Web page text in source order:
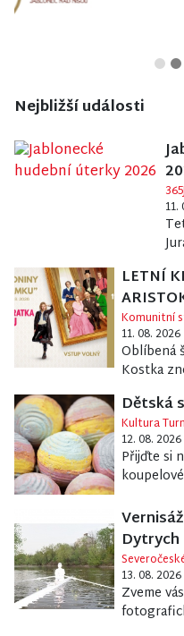
Nejbližší události
LETNÍ
Komunitní
11. 08. 2026
Oblíbená
Kostka
Dětská
Kultura
12. 08. 2026
Přijďte si
13. 08. 2026
Zveme